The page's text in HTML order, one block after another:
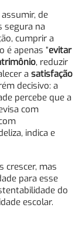
de
segura na
cumprir a
é apenas “evitar
, reduzir
a satisfação
decisivo: a
percebe que a
com
indica e
crescer, mas
para esse
do
escolar.